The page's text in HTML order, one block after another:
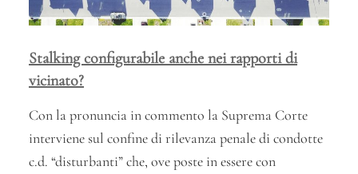
Stalking configurabile anche nei rapporti di
vicinato?
Con la pronuncia in commento la Suprema Corte
interviene sul confine di rilevanza penale di condotte
c.d. “disturbanti” che, ove poste in essere con